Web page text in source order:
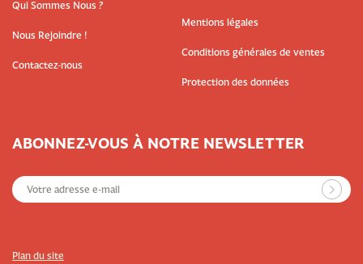
Qui Sommes Nous ?
Nous Rejoindre !
Contactez-nous
Mentions légales
Conditions générales de ventes
Protection des données
ABONNEZ-VOUS À NOTRE NEWSLETTER
Plan du site